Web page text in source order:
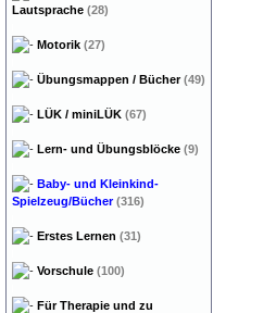
Lautsprache (28)
Motorik (27)
Übungsmappen / Bücher(49)
LÜK / miniLÜK (67)
Lern- und Übungsblöcke (9)
Baby- und Kleinkind-
Spielzeug/Bücher (316)
Erstes Lernen (31)
Vorschule (100)
Für Therapie und zu